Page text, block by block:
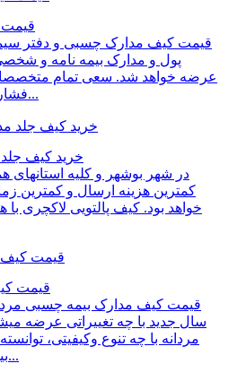
قیمت
عرضه خواهد شد. سعی تمام متخصصان
فشار مالی متوجه مخاطبان این ح...
خرید کیف جلد
کمترین هزینه ارسال و کمترین
خواهد بود. کیف پالتویی لاکچری
قیمت
سال جدید با چه تغییراتی عرضه
مردانه با چه تنوع وکیفیتی،
بین مخاطبان انتخاب شود. قیم...